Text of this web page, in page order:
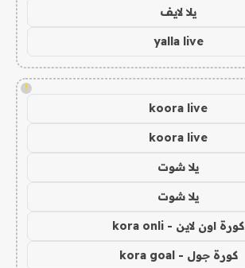
يلا لايف
yalla live
!
koora live
koora live
يلا شوت
يلا شوت
كورة اون لاين - kora onli
كورة جول - kora goal